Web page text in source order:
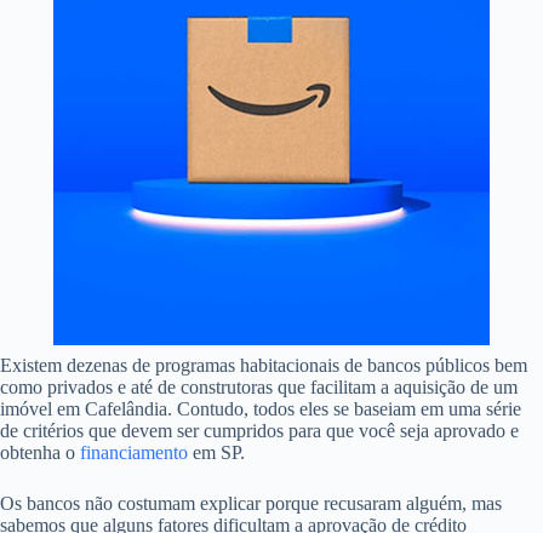
Existem dezenas de programas habitacionais de bancos públicos bem
como privados e até de construtoras que facilitam a aquisição de um
imóvel em Cafelândia. Contudo, todos eles se baseiam em uma série
de critérios que devem ser cumpridos para que você seja aprovado e
obtenha o financiamento em SP.
Os bancos não costumam explicar porque recusaram alguém, mas
sabemos que alguns fatores dificultam a aprovação de crédito